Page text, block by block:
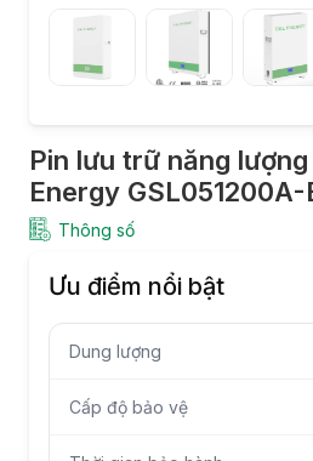
Pin lưu trữ năng
Energy GSL051200A-
Thông số
Ưu điểm nổi bật
Dung lượng
Cấp độ bảo vệ